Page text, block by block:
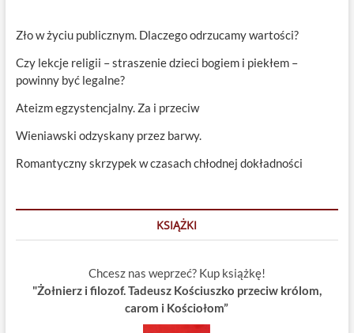
Zło w życiu publicznym. Dlaczego odrzucamy wartości?
Czy lekcje religii – straszenie dzieci bogiem i piekłem –
powinny być legalne?
Ateizm egzystencjalny. Za i przeciw
Wieniawski odzyskany przez barwy.
Romantyczny skrzypek w czasach chłodnej dokładności
KSIĄŻKI
Chcesz nas weprzeć? Kup książkę!
"Żołnierz i filozof. Tadeusz Kościuszko przeciw królom,
carom i Kościołom”